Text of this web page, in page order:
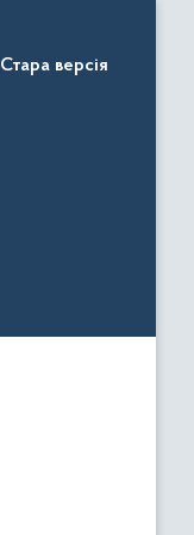
Стара версія